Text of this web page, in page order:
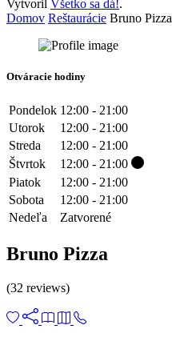
Vytvoril Všetko sa dá!.
Domov Reštaurácie Bruno Pizza
Otváracie hodiny
Pondelok 12:00 - 21:00
Utorok
12:00 - 21:00
Streda
12:00 - 21:00
Štvrtok
12:00 - 21:00
Piatok
12:00 - 21:00
Sobota
12:00 - 21:00
Nedeľa
Zatvorené
Bruno Pizza
(32 reviews)